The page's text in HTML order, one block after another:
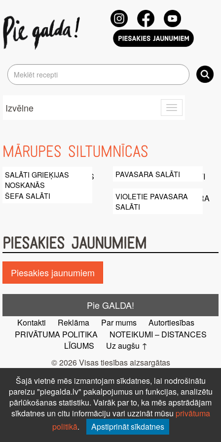
Toggle
navigation
Izvēlne
MĀRUPES SILTUMNĪCAS
SALĀTI GRIEĶIJAS
NOSKAŅĀS
PAVASARA SALĀTI
ŠEFA SALĀTI
VIOLETIE PAVASARA
SALĀTI
PIESAKIES JAUNUMIEM
Piesakies jaunumiem
Pie GALDA!
Kontakti Reklāma Par mums
Autortiesības
PRIVĀTUMA POLITIKA
NOTEIKUMI – DISTANCES
LĪGUMS
Uz augšu ↑
© 2026 Visas tiesības aizsargātas
Šajā vietnē mēs izmantojam sīkdatnes, lai nodrošinātu
pareizu "piegalda.lv" pakalpojumus un funkcijas, analizētu
pārlūkošanas statistiku. Vairāk par to, ka mēs apstrādājam
sīkdatnes un citu informāciju vari uzzināt mūsu privātuma
politikā. Apstiprināt sīkdatnes